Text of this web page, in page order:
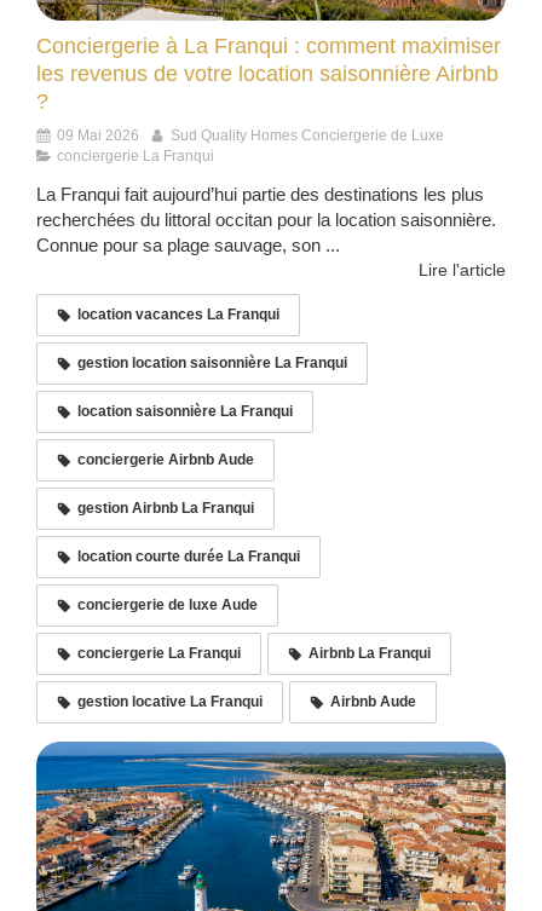
Conciergerie à La Franqui : comment maximiser
les revenus de votre location saisonnière Airbnb
?
09 Mai 2026
Sud Quality Homes Conciergerie de Luxe
conciergerie La Franqui
La Franqui fait aujourd’hui partie des destinations les plus
recherchées du littoral occitan pour la location saisonnière.
Connue pour sa plage sauvage, son ...
Lire l'article
location vacances La Franqui
gestion location saisonnière La Franqui
location saisonnière La Franqui
conciergerie Airbnb Aude
gestion Airbnb La Franqui
location courte durée La Franqui
conciergerie de luxe Aude
conciergerie La Franqui Airbnb La Franqui
gestion locative La Franqui Airbnb Aude